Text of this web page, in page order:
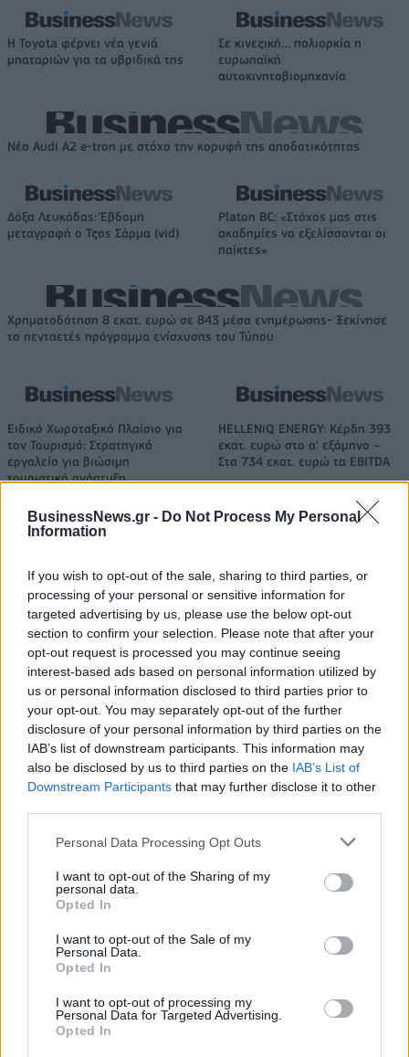
BusinessNews.gr - Do Not Process My Personal
Information
If you wish to opt-out of the sale, sharing to third parties, or
processing of your personal or sensitive information for
targeted advertising by us, please use the below opt-out
section to confirm your selection. Please note that after your
opt-out request is processed you may continue seeing
interest-based ads based on personal information utilized by
us or personal information disclosed to third parties prior to
your opt-out. You may separately opt-out of the further
disclosure of your personal information by third parties on the
IAB’s list of downstream participants. This information may
also be disclosed by us to third parties on the IAB’s List of
Downstream Participants that may further disclose it to other
Personal Data Processing Opt Outs
I want to opt-out of the Sharing of my
personal data.
Opted In
I want to opt-out of the Sale of my
Personal Data.
Opted In
I want to opt-out of processing my
Personal Data for Targeted Advertising.
Opted In
Η Toyota φέρνει νέα γενιά
μπαταριών για τα υβριδικά της
Σε κινεζική… πολιορκία η
ευρωπαϊκή
αυτοκινητοβιομηχανία
Νέο Audi A2 e-tron με στόχο την κορυφή της αποδοτικότητας
Δόξα Λευκάδας: Έβδομη
μεταγραφή ο Τζος Σάρμα (vid)
Platon BC: «Στόχος μας στις
ακαδημίες να εξελίσσονται οι
παίκτες»
Χρηματοδότηση 8 εκατ. ευρώ σε 843 μέσα ενημέρωσης- Ξεκίνησε
το πενταετές πρόγραμμα ενίσχυσης του Τύπου
Ειδικό Χωροταξικό Πλαίσιο για
τον Τουρισμό: Στρατηγικό
εργαλείο για βιώσιμη
τουριστική ανάπτυξη
HELLENiQ ENERGY: Κέρδη 393
εκατ. ευρώ στο α' εξάμηνο –
Στα 734 εκατ. ευρώ τα EBITDA
Το FIAT 500 Hybrid τώρα από
18.990 ευρώ
Ατρόμητος και Novibet
συνεχίζουν μαζί: Ανανέωση της
συνεργασίας τους μέχρι το
2028
18η συνεχόμενη χρονιά για τον ΟΤΕ στη διεθνή σειρά δεικτών
FTSE4Good
πύλες του σε όλους
ΠΕΡΙΣΣΌΤΕΡΑ ΣΕ ΑΥΤΉ ΤΗΝ ΚΑΤΗΓΟΡΊΑ